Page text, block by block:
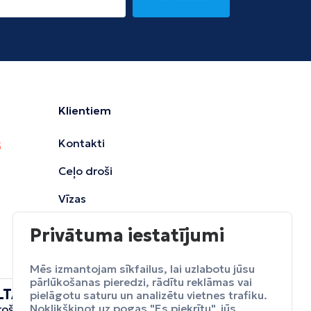
Klientiem
Kontakti
Ceļo droši
Vīzas
ceļojumu
Privātuma iestatījumi
Mēs izmantojam sīkfailus, lai uzlabotu jūsu
pārlūkošanas pieredzi, rādītu reklāmas vai
pielāgotu saturu un analizētu vietnes trafiku.
Noklikšķinot uz pogas "Es piekrītu", jūs